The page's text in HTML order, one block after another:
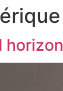
horizon